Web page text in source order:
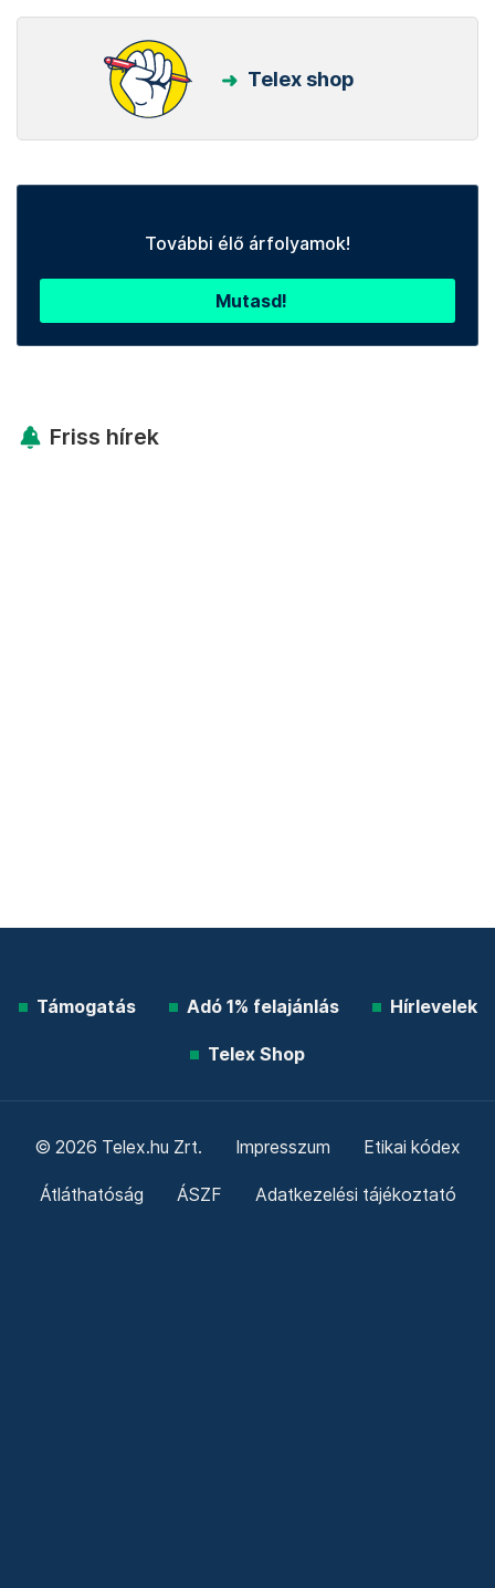
Telex shop
További élő árfolyamok!
Mutasd!
Friss hírek
Támogatás Adó 1% felajánlás Hírlevelek
Telex Shop
© 2026 Telex.hu Zrt. Impresszum Etikai kódex
Átláthatóság ÁSZF Adatkezelési tájékoztató